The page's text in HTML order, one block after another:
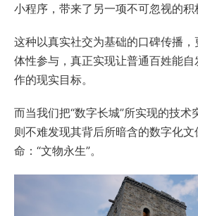
小程序，带来了另一项不可忽视的
这种以真实社交为基础的口碑传播
体性参与，真正实现让普通百姓能
作的现实目标。
而当我们把“数字长城”所实现的技术
则不难发现其背后所暗含的数字化
命：“文物永生”。